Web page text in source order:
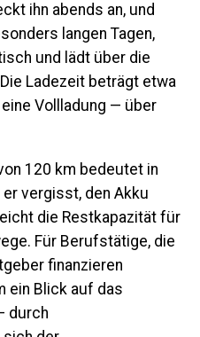
ihn abends an, und
langen Tagen,
und lädt über die
Ladezeit beträgt etwa
Vollladung — über
120 km bedeutet in
vergisst, den Akku
die Restkapazität für
Für Berufstätige, die
finanzieren
ein Blick auf das
durch